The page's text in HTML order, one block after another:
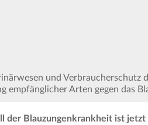
und Verbraucherschutz
empfänglicher Arten gegen das
der Blauzungenkrankheit ist